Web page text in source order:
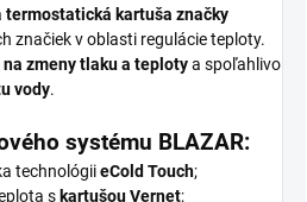
termostatická kartuša značky
značiek v oblasti regulácie teploty.
zmeny tlaku a teplotya spoľahlivo
vody.
systému BLAZAR:
technológiieCold Touch;
s kartušou Vernet;